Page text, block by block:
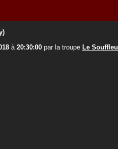
à 20:30:00 par la troupe Le